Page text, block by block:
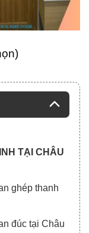
TẠI CHÂU
ghép thanh
đúc tại Châu